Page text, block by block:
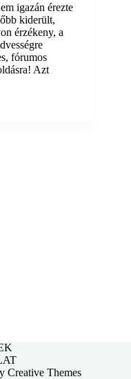
igazán érezte
kiderült,
érzékeny, a
fórumos
Azt
Creative Themes